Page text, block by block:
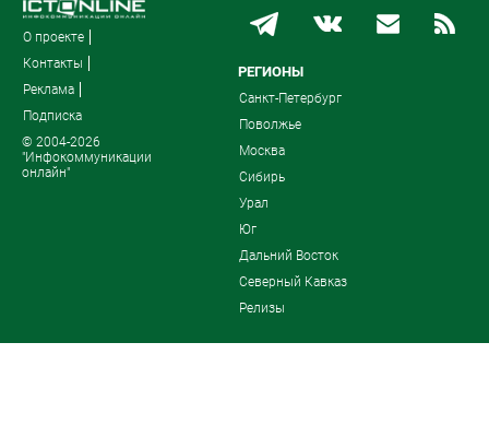
О проекте
Контакты
Реклама
Подписка
© 2004-2026
"Инфокоммуникации
онлайн"
РЕГИОНЫ
Санкт-Петербург
Поволжье
Москва
Сибирь
Урал
Юг
Дальний Восток
Северный Кавказ
Релизы